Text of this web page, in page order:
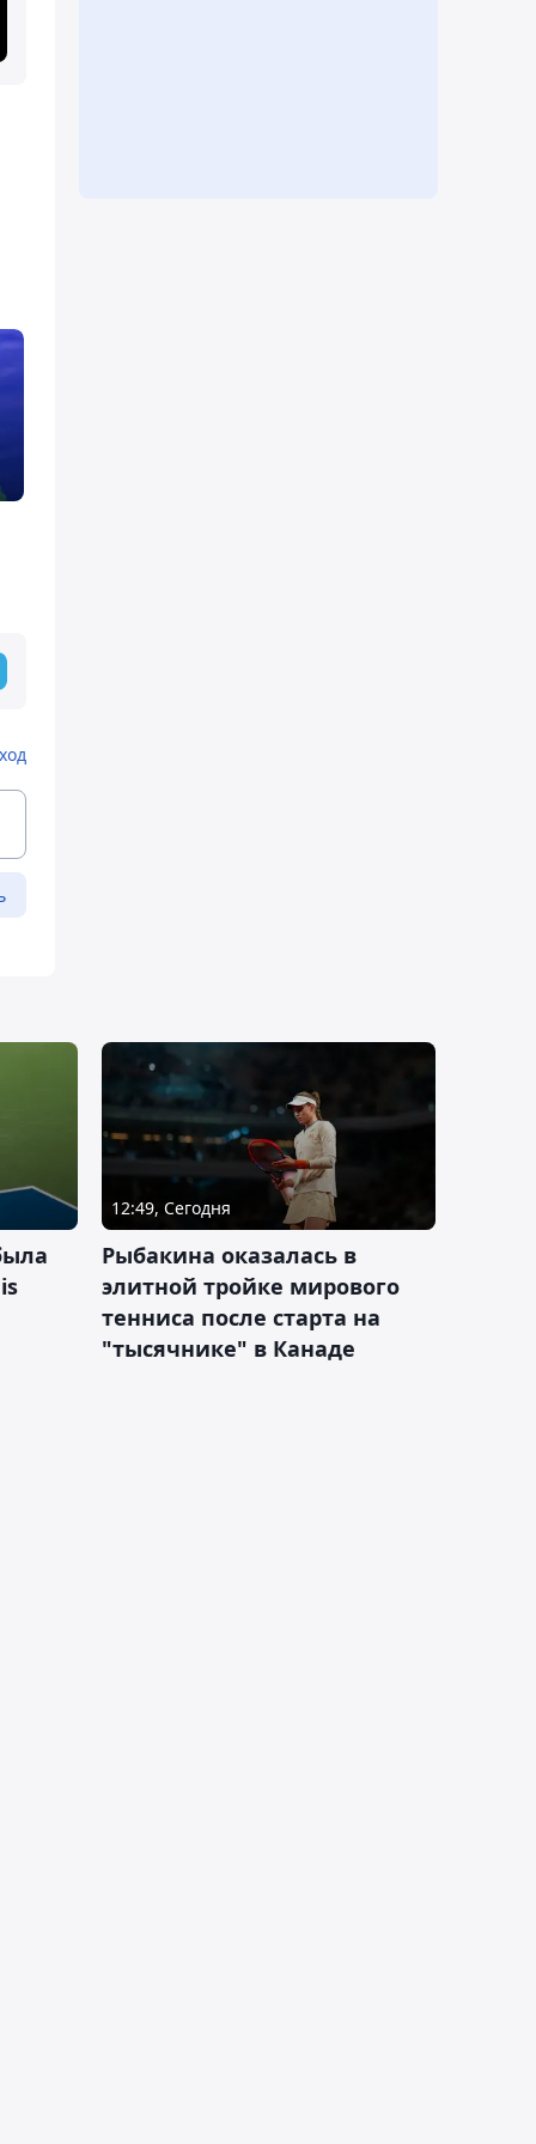
12:49, Сегодня
Рыбакина оказалась в
элитной тройке мирового
тенниса после старта на
"тысячнике" в Канаде